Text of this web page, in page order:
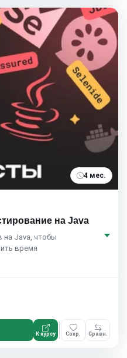
4 мес.
на Java
на Java, чтобы
время
К курсу Сохр. Сравн.